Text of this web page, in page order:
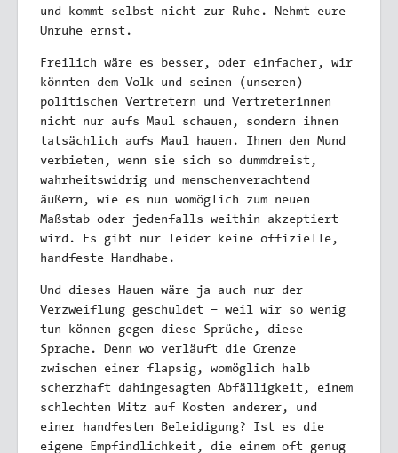
und kommt selbst nicht zur Ruhe. Nehmt eure
Unruhe ernst.
Freilich wäre es besser, oder einfacher, wir
könnten dem Volk und seinen (unseren)
politischen Vertretern und Vertreterinnen
nicht nur aufs Maul schauen, sondern ihnen
tatsächlich aufs Maul hauen. Ihnen den Mund
verbieten, wenn sie sich so dummdreist,
wahrheitswidrig und menschenverachtend
äußern, wie es nun womöglich zum neuen
Maßstab oder jedenfalls weithin akzeptiert
wird. Es gibt nur leider keine offizielle,
handfeste Handhabe.
Und dieses Hauen wäre ja auch nur der
Verzweiflung geschuldet – weil wir so wenig
tun können gegen diese Sprüche, diese
Sprache. Denn wo verläuft die Grenze
zwischen einer flapsig, womöglich halb
scherzhaft dahingesagten Abfälligkeit, einem
schlechten Witz auf Kosten anderer, und
einer handfesten Beleidigung? Ist es die
eigene Empfindlichkeit, die einem oft genug